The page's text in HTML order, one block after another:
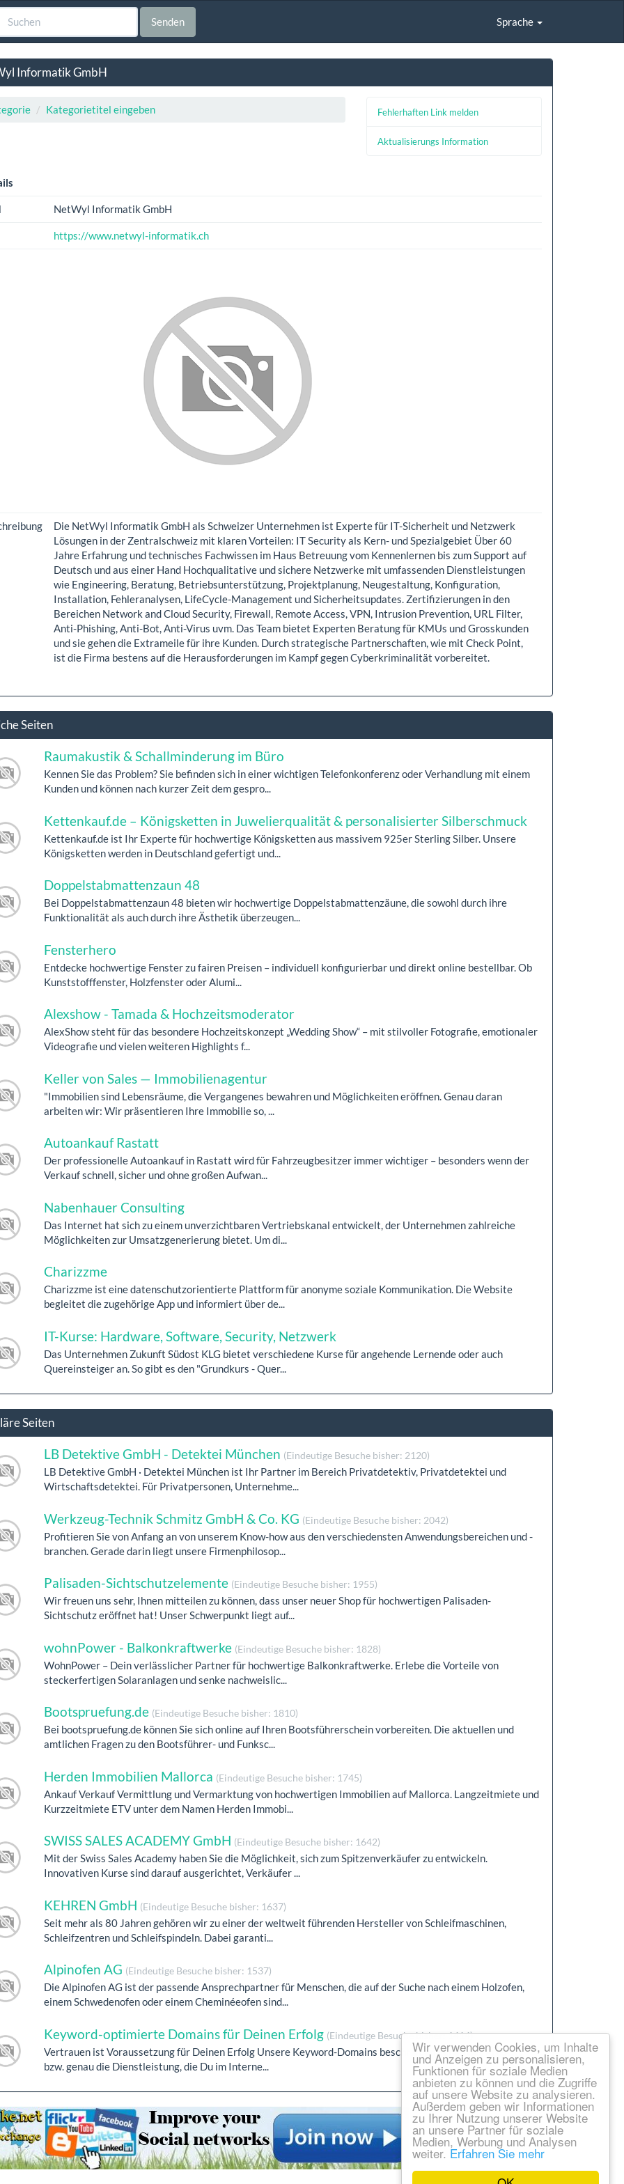
Wir verwenden Cookies, um Inhalte
und Anzeigen zu personalisieren,
Funktionen für soziale Medien
anbieten zu können und die Zugriffe
auf unsere Website zu analysieren.
Außerdem geben wir Informationen
zu Ihrer Nutzung unserer Website
an unsere Partner für soziale
Medien, Werbung und Analysen
weiter. Erfahren Sie mehr
Senden Sprache
Informatik GmbH
Kategorietitel eingeben Fehlerhaften Link melden
Aktualisierungs Information
NetWyl Informatik GmbH
https://www.netwyl-informatik.ch
Die NetWyl Informatik GmbH als Schweizer Unternehmen ist Experte für IT-Sicherheit und Netzwerk
Lösungen in der Zentralschweiz mit klaren Vorteilen: IT Security als Kern- und Spezialgebiet Über 60
Jahre Erfahrung und technisches Fachwissen im Haus Betreuung vom Kennenlernen bis zum Support auf
Deutsch und aus einer Hand Hochqualitative und sichere Netzwerke mit umfassenden Dienstleistungen
wie Engineering, Beratung, Betriebsunterstützung, Projektplanung, Neugestaltung, Konfiguration,
Installation, Fehleranalysen, LifeCycle-Management und Sicherheitsupdates. Zertifizierungen in den
Bereichen Network and Cloud Security, Firewall, Remote Access, VPN, Intrusion Prevention, URL Filter,
Anti-Phishing, Anti-Bot, Anti-Virus uvm. Das Team bietet Experten Beratung für KMUs und Grosskunden
und sie gehen die Extrameile für ihre Kunden. Durch strategische Partnerschaften, wie mit Check Point,
ist die Firma bestens auf die Herausforderungen im Kampf gegen Cyberkriminalität vorbereitet.
Seiten
Raumakustik & Schallminderung im Büro
Kennen Sie das Problem? Sie befinden sich in einer wichtigen Telefonkonferenz oder Verhandlung mit einem
Kunden und können nach kurzer Zeit dem gespro...
Kettenkauf.de – Königsketten in Juwelierqualität & personalisierter Silberschmuck
Kettenkauf.de ist Ihr Experte für hochwertige Königsketten aus massivem 925er Sterling Silber. Unsere
Königsketten werden in Deutschland gefertigt und...
Doppelstabmattenzaun 48
Bei Doppelstabmattenzaun 48 bieten wir hochwertige Doppelstabmattenzäune, die sowohl durch ihre
Funktionalität als auch durch ihre Ästhetik überzeugen...
Fensterhero
Entdecke hochwertige Fenster zu fairen Preisen – individuell konfigurierbar und direkt online bestellbar. Ob
Kunststofffenster, Holzfenster oder Alumi...
Alexshow - Tamada & Hochzeitsmoderator
AlexShow steht für das besondere Hochzeitskonzept „Wedding Show“ – mit stilvoller Fotografie, emotionaler
Videografie und vielen weiteren Highlights f...
Keller von Sales — Immobilienagentur
"Immobilien sind Lebensräume, die Vergangenes bewahren und Möglichkeiten eröffnen. Genau daran
arbeiten wir: Wir präsentieren Ihre Immobilie so, ...
Autoankauf Rastatt
Der professionelle Autoankauf in Rastatt wird für Fahrzeugbesitzer immer wichtiger – besonders wenn der
Verkauf schnell, sicher und ohne großen Aufwan...
Nabenhauer Consulting
Das Internet hat sich zu einem unverzichtbaren Vertriebskanal entwickelt, der Unternehmen zahlreiche
Möglichkeiten zur Umsatzgenerierung bietet. Um di...
Charizzme
Charizzme ist eine datenschutzorientierte Plattform für anonyme soziale Kommunikation. Die Website
begleitet die zugehörige App und informiert über de...
IT-Kurse: Hardware, Software, Security, Netzwerk
Das Unternehmen Zukunft Südost KLG bietet verschiedene Kurse für angehende Lernende oder auch
Quereinsteiger an. So gibt es den "Grundkurs - Quer...
Seiten
LB Detektive GmbH - Detektei München (Eindeutige Besuche bisher: 2120)
LB Detektive GmbH · Detektei München ist Ihr Partner im Bereich Privatdetektiv, Privatdetektei und
Wirtschaftsdetektei. Für Privatpersonen, Unternehme...
Werkzeug-Technik Schmitz GmbH & Co. KG (Eindeutige Besuche bisher: 2042)
Profitieren Sie von Anfang an von unserem Know-how aus den verschiedensten Anwendungsbereichen und -
branchen. Gerade darin liegt unsere Firmenphilosop...
Palisaden-Sichtschutzelemente (Eindeutige Besuche bisher: 1955)
Wir freuen uns sehr, Ihnen mitteilen zu können, dass unser neuer Shop für hochwertigen Palisaden-
Sichtschutz eröffnet hat! Unser Schwerpunkt liegt auf...
wohnPower - Balkonkraftwerke (Eindeutige Besuche bisher: 1828)
WohnPower – Dein verlässlicher Partner für hochwertige Balkonkraftwerke. Erlebe die Vorteile von
steckerfertigen Solaranlagen und senke nachweislic...
Bootspruefung.de (Eindeutige Besuche bisher: 1810)
Bei bootspruefung.de können Sie sich online auf Ihren Bootsführerschein vorbereiten. Die aktuellen und
amtlichen Fragen zu den Bootsführer- und Funksc...
Herden Immobilien Mallorca (Eindeutige Besuche bisher: 1745)
Ankauf Verkauf Vermittlung und Vermarktung von hochwertigen Immobilien auf Mallorca. Langzeitmiete und
Kurzzeitmiete ETV unter dem Namen Herden Immobi...
SWISS SALES ACADEMY GmbH (Eindeutige Besuche bisher: 1642)
Mit der Swiss Sales Academy haben Sie die Möglichkeit, sich zum Spitzenverkäufer zu entwickeln.
Innovativen Kurse sind darauf ausgerichtet, Verkäufer ...
KEHREN GmbH (Eindeutige Besuche bisher: 1637)
Seit mehr als 80 Jahren gehören wir zu einer der weltweit führenden Hersteller von Schleifmaschinen,
Schleifzentren und Schleifspindeln. Dabei garanti...
Alpinofen AG (Eindeutige Besuche bisher: 1537)
Die Alpinofen AG ist der passende Ansprechpartner für Menschen, die auf der Suche nach einem Holzofen,
einem Schwedenofen oder einem Cheminéeofen sind...
Keyword-optimierte Domains für Deinen Erfolg (Eindeutige Besuche bisher: 1414)
Vertrauen ist Voraussetzung für Deinen Erfolg Unsere Keyword-Domains beschreiben genau das Produkt
bzw. genau die Dienstleistung, die Du im Interne...